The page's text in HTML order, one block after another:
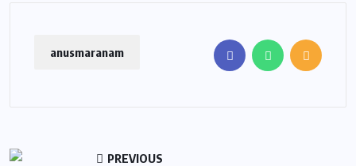
anusmaranam
PREVIOUS